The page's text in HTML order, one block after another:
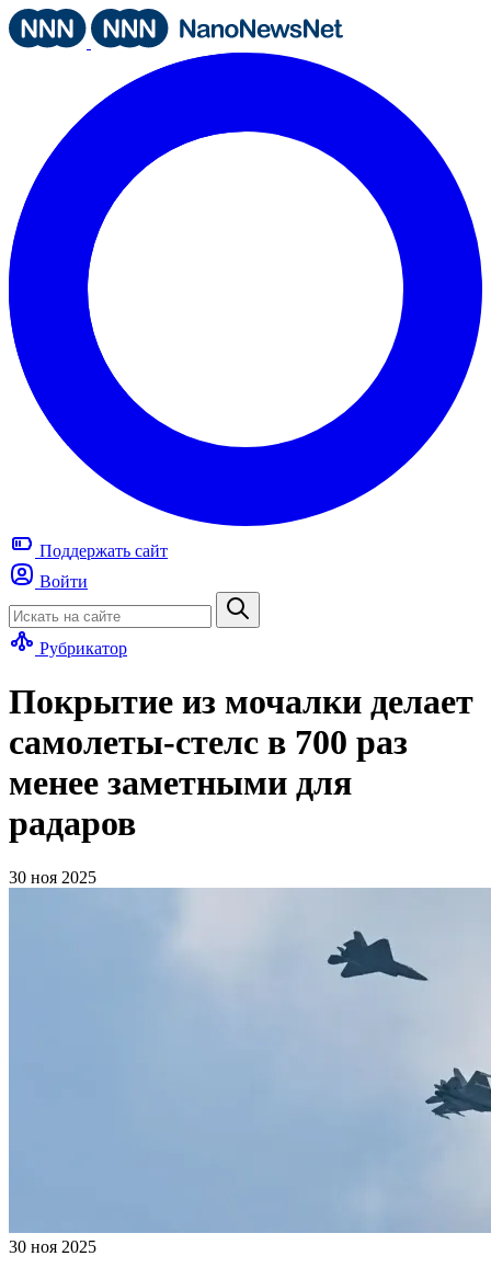
Поддержать сайт
Войти
Рубрикатор
Покрытие из мочалки делает
самолеты-стелс в 700 раз
менее заметными для
радаров
30 ноя 2025
30 ноя 2025